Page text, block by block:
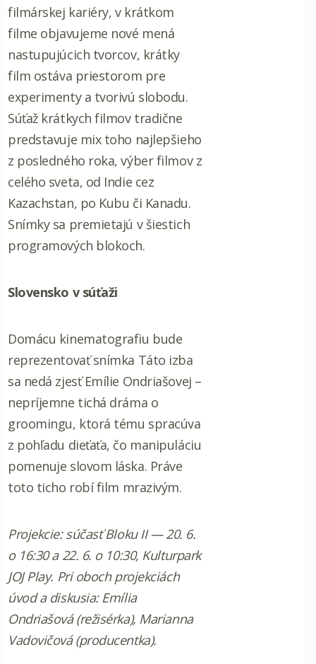
filmárskej kariéry, v krátkom
filme objavujeme nové mená
nastupujúcich tvorcov, krátky
film ostáva priestorom pre
experimenty a tvorivú slobodu.
Súťaž krátkych filmov tradične
predstavuje mix toho najlepšieho
z posledného roka, výber filmov z
celého sveta, od Indie cez
Kazachstan, po Kubu či Kanadu.
Snímky sa premietajú v šiestich
programových blokoch.
Slovensko v súťaži
Domácu kinematografiu bude
reprezentovať snímka Táto izba
sa nedá zjesť Emílie Ondriašovej –
nepríjemne tichá dráma o
groomingu, ktorá tému spracúva
z pohľadu dieťaťa, čo manipuláciu
pomenuje slovom láska. Práve
toto ticho robí film mrazivým.
Projekcie: súčasť Bloku II — 20. 6.
o 16:30 a 22. 6. o 10:30, Kulturpark
JOJ Play. Pri oboch projekciách
úvod a diskusia: Emília
Ondriašová (režisérka), Marianna
Vadovičová (producentka).